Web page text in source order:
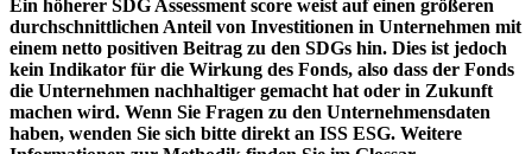
Ein höherer SDG Assessment score weist auf einen größeren
durchschnittlichen Anteil von Investitionen in Unternehmen mit
einem netto positiven Beitrag zu den SDGs hin. Dies ist jedoch
kein Indikator für die Wirkung des Fonds, also dass der Fonds
die Unternehmen nachhaltiger gemacht hat oder in Zukunft
machen wird. Wenn Sie Fragen zu den Unternehmensdaten
haben, wenden Sie sich bitte direkt an ISS ESG. Weitere